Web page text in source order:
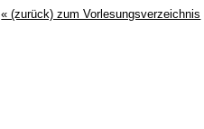
« (zurück) zum Vorlesungsverzeichnis